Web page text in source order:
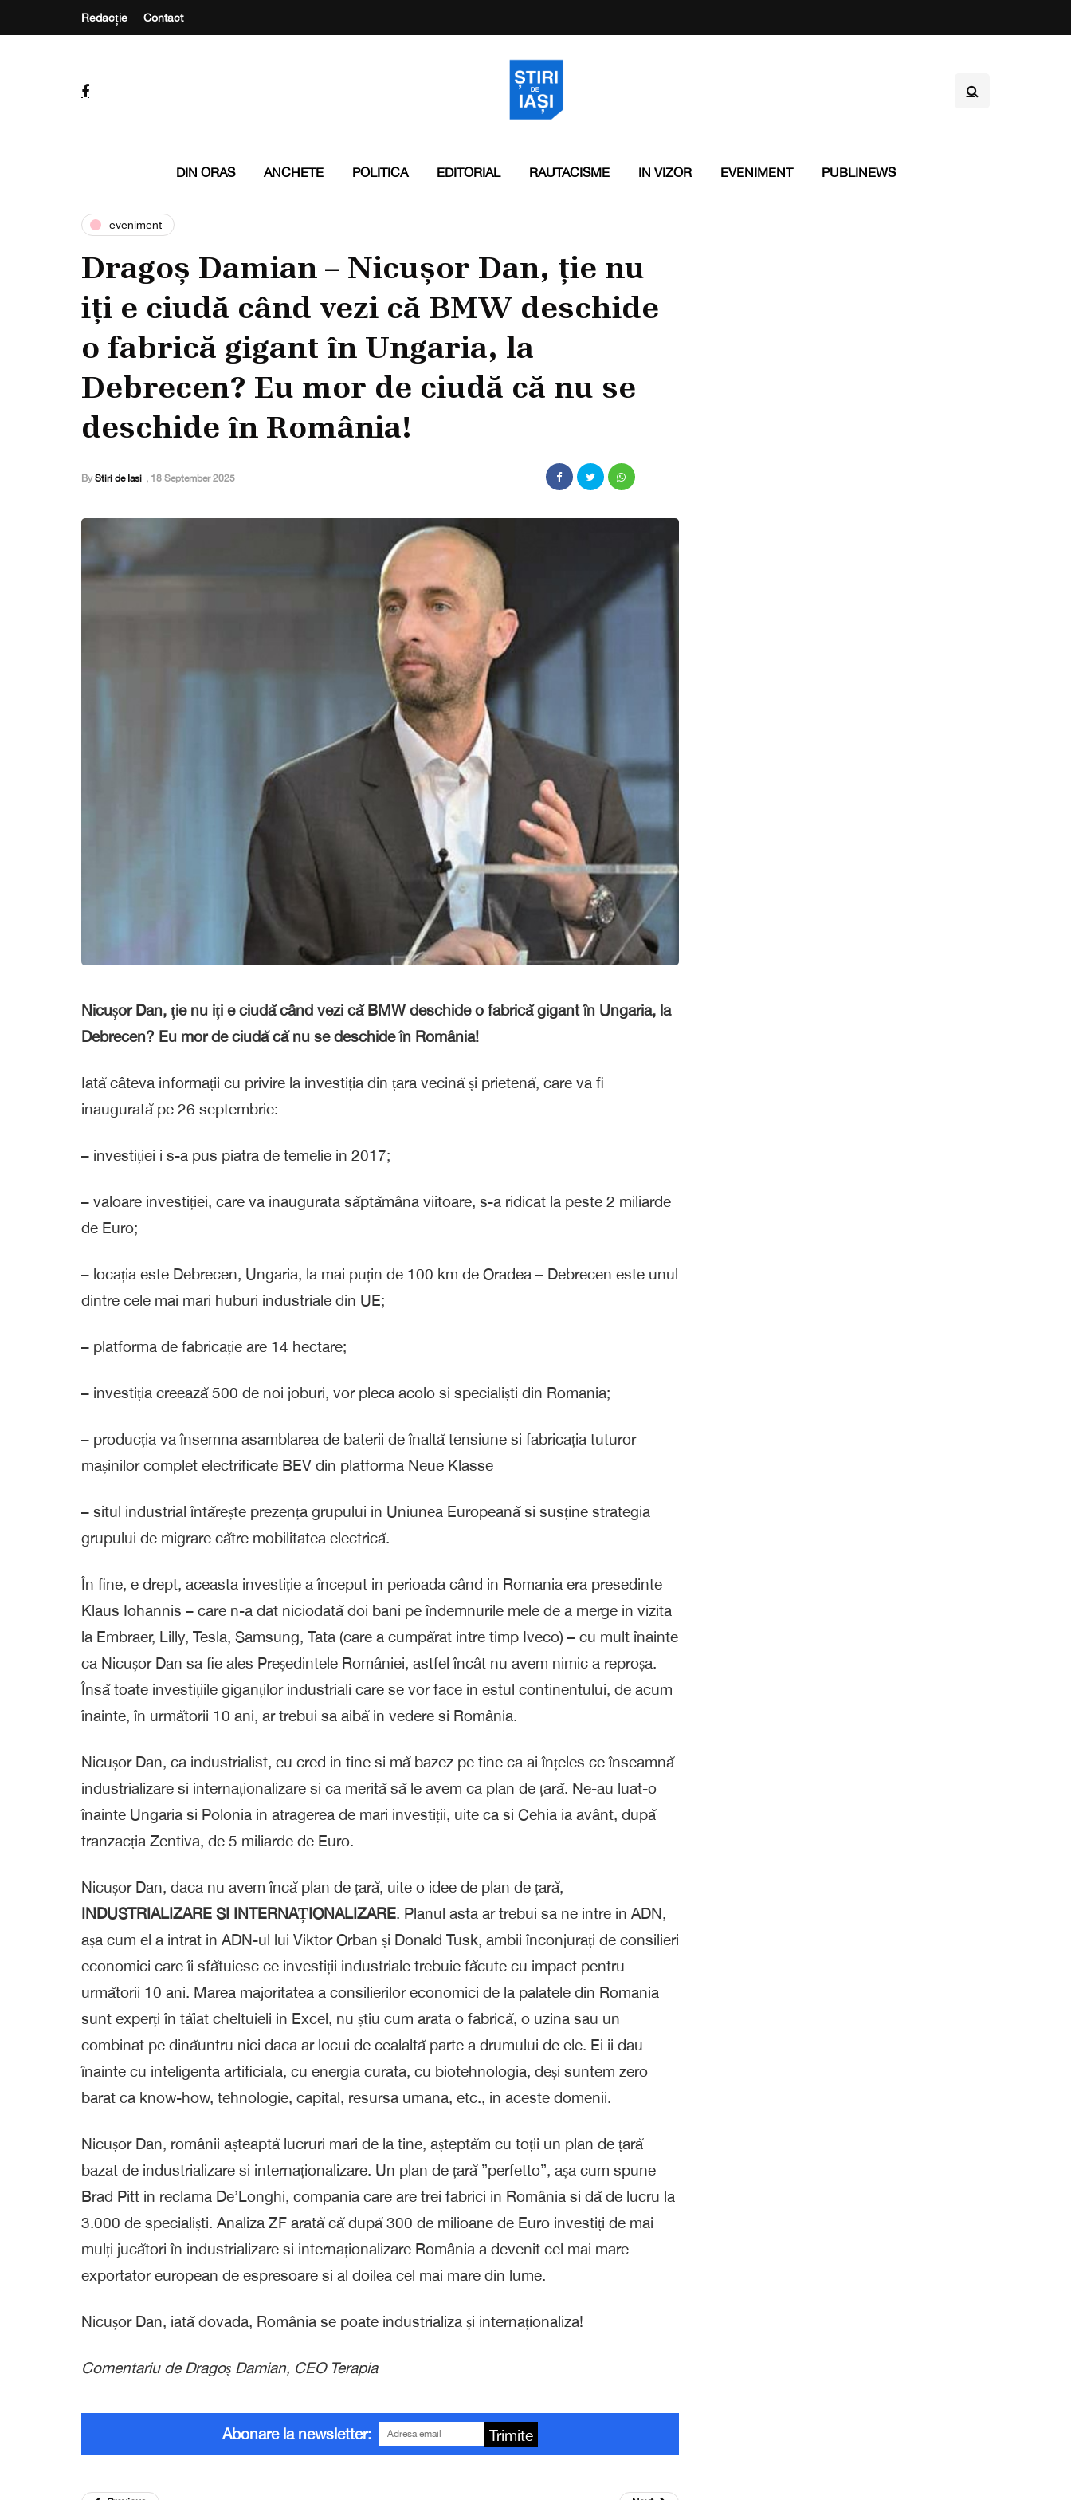
Redacție Contact
DIN ORAS ANCHETE POLITICA EDITORIAL RAUTACISME IN VIZOR EVENIMENT PUBLINEWS
eveniment
Dragoș Damian – Nicușor Dan, ție nu
iți e ciudă când vezi că BMW deschide
o fabrică gigant în Ungaria, la
Debrecen? Eu mor de ciudă că nu se
deschide în România!
By Stiri de Iasi , 18 September 2025
Nicușor Dan, ție nu iți e ciudă când vezi că BMW deschide o fabrică gigant în Ungaria, la
Debrecen? Eu mor de ciudă că nu se deschide în România!
Iată câteva informații cu privire la investiția din țara vecină și prietenă, care va fi
inaugurată pe 26 septembrie:
– investiției i s-a pus piatra de temelie in 2017;
– valoare investiției, care va inaugurata săptămâna viitoare, s-a ridicat la peste 2 miliarde
de Euro;
– locația este Debrecen, Ungaria, la mai puțin de 100 km de Oradea – Debrecen este unul
dintre cele mai mari huburi industriale din UE;
– platforma de fabricație are 14 hectare;
– investiția creează 500 de noi joburi, vor pleca acolo si specialiști din Romania;
– producția va însemna asamblarea de baterii de înaltă tensiune si fabricația tuturor
mașinilor complet electrificate BEV din platforma Neue Klasse
– situl industrial întărește prezența grupului in Uniunea Europeană si susține strategia
grupului de migrare către mobilitatea electrică.
În fine, e drept, aceasta investiție a început in perioada când in Romania era presedinte
Klaus Iohannis – care n-a dat niciodată doi bani pe îndemnurile mele de a merge in vizita
la Embraer, Lilly, Tesla, Samsung, Tata (care a cumpărat intre timp Iveco) – cu mult înainte
ca Nicușor Dan sa fie ales Președintele României, astfel încât nu avem nimic a reproșa.
Însă toate investițiile giganților industriali care se vor face in estul continentului, de acum
înainte, în următorii 10 ani, ar trebui sa aibă in vedere si România.
Nicușor Dan, ca industrialist, eu cred in tine si mă bazez pe tine ca ai înțeles ce înseamnă
industrializare si internaționalizare si ca merită să le avem ca plan de țară. Ne-au luat-o
înainte Ungaria si Polonia in atragerea de mari investiții, uite ca si Cehia ia avânt, după
tranzacția Zentiva, de 5 miliarde de Euro.
Nicușor Dan, daca nu avem încă plan de țară, uite o idee de plan de țară,
INDUSTRIALIZARE SI INTERNAȚIONALIZARE. Planul asta ar trebui sa ne intre in ADN,
așa cum el a intrat in ADN-ul lui Viktor Orban și Donald Tusk, ambii înconjurați de consilieri
economici care îi sfătuiesc ce investiții industriale trebuie făcute cu impact pentru
următorii 10 ani. Marea majoritatea a consilierilor economici de la palatele din Romania
sunt experți în tăiat cheltuieli in Excel, nu știu cum arata o fabrică, o uzina sau un
combinat pe dinăuntru nici daca ar locui de cealaltă parte a drumului de ele. Ei ii dau
înainte cu inteligenta artificiala, cu energia curata, cu biotehnologia, deși suntem zero
barat ca know-how, tehnologie, capital, resursa umana, etc., in aceste domenii.
Nicușor Dan, românii așteaptă lucruri mari de la tine, așteptăm cu toții un plan de țară
bazat de industrializare si internaționalizare. Un plan de țară ”perfetto”, așa cum spune
Brad Pitt in reclama De’Longhi, compania care are trei fabrici in România si dă de lucru la
3.000 de specialiști. Analiza ZF arată că după 300 de milioane de Euro investiți de mai
mulți jucători în industrializare si internaționalizare România a devenit cel mai mare
exportator european de espresoare si al doilea cel mai mare din lume.
Nicușor Dan, iată dovada, România se poate industrializa și internaționaliza!
Comentariu de Dragoș Damian, CEO Terapia
Abonare la newsletter: Trimite